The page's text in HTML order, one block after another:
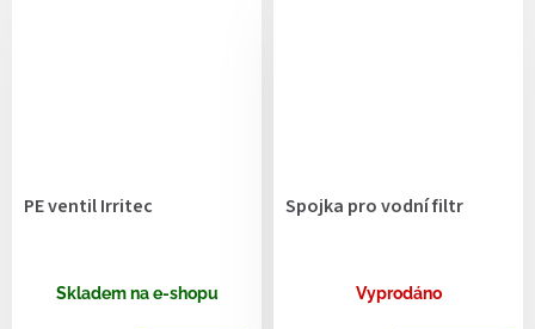
PE ventil Irritec
Skladem na e-shopu
Spojka pro vodní filtr
Vyprodáno